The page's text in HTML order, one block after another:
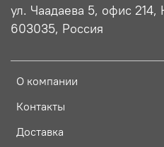
О компании
Контакты
Доставка
ул. Чаадаева 5, офис
603035, Россия